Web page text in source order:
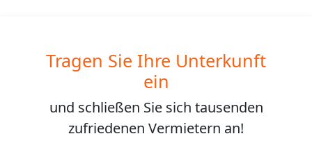
Tragen Sie Ihre Unterkunft
ein
und schließen Sie sich tausenden
zufriedenen Vermietern an!